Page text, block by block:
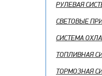
РУЛЕВАЯ
СВЕТОВЫЕ
СИСТЕМА
ТОПЛИВНАЯ
ТОРМОЗНАЯ